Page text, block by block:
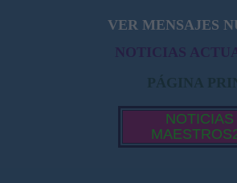
VER MENSAJES
NOTICIAS
PÁGINA
NOTICIAS